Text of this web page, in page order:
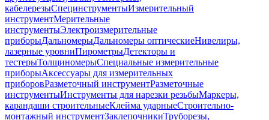
кабелерезыСпецинструментыИзмерительный
инструментМерительные
инструментыЭлектроизмерительные
приборыДальномерыДальномеры оптическиеНивелиры,
лазерные уровниПирометрыДетекторы и
тестерыТолщиномерыСпециальные измерительные
приборыАксессуары для измерительных
приборовРазметочный инструментРазметочные
инструментыИнструменты для нарезки резьбыМаркеры,
карандаши строительныеКлейма ударныеСтроительно-
монтажный инструментЗаклепочникиТруборезы,